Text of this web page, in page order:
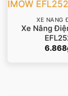
XE NÂNG
Xe Nâng
6.868